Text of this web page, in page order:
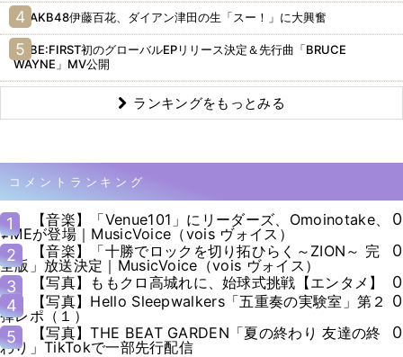
AKB48伊藤百花、ダイアン津田の生「スー！」に大興奮
BE:FIRST初のグローバルEPリリース決定＆先行曲「BRUCE
WAYNE」MV公開
ランキングをもっとみる
コメントランキング
1
【音楽】「Venue101」にリーダーズ、Omoinotake、
≠MEが登場｜MusicVoice（vois ヴォイス）
0
2
【音楽】「十勝でロックを切り拓ひらく～ZION～ 完
全版」放送決定｜MusicVoice（vois ヴォイス）
0
3
【写真】ももクロ高城れに、始球式挑戦【エンタメ】
0
4
【写真】Hello Sleepwalkers「五重奏の実験室」第２
弾レポ（１）
0
5
【写真】THE BEAT GARDEN「夏の終わり 友達の終
わり」TikTokで一部先行配信
0